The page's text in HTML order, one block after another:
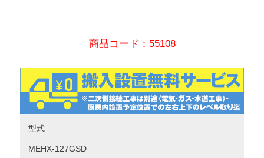
商品コード：55108
型式
MEHX-127GSD